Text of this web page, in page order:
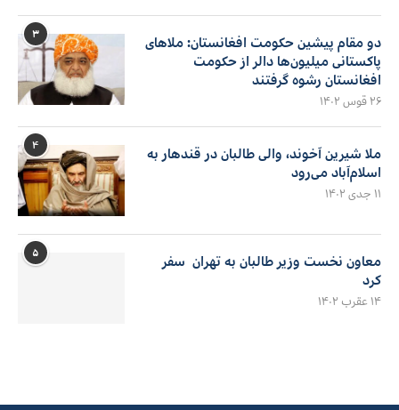
۳
دو مقام پیشین حکومت افغانستان: ملاهای
پاکستانی میلیون‌ها دالر از حکومت
افغانستان رشوه گرفتند
۲۶ قوس ۱۴۰۲
۴
ملا شیرین آخوند، والی طالبان در قندهار به
اسلام‌آباد می‌رود
۱۱ جدی ۱۴۰۲
۵
معاون نخست وزیر طالبان به تهران سفر
کرد
۱۴ عقرب ۱۴۰۲